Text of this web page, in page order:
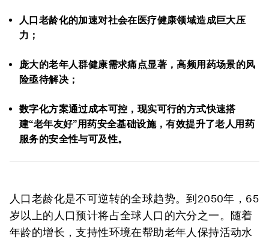
人口老龄化的加速对社会在医疗健康领域造成巨大压
力；
庞大的老年人群健康需求痛点显著，高频用药场景的风
险亟待解决；
数字化方案通过成本可控，现实可行的方式快速搭
建“老年友好”用药安全基础设施，有效提升了老人用药
服务的安全性与可及性。
人口老龄化是不可逆转的全球趋势。到2050年，65
岁以上的人口预计将占全球人口的六分之一。随着
年龄的增长，支持性环境在帮助老年人保持活动水